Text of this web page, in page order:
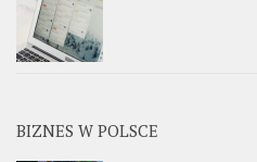
BIZNES W POLSCE